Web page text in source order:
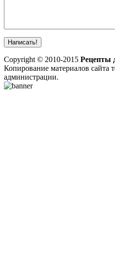
Copyright © 2010-2015 Рецепты
Копирование материалов сайта
администрации.